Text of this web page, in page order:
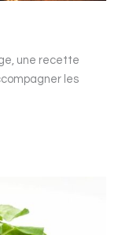
une recette
les